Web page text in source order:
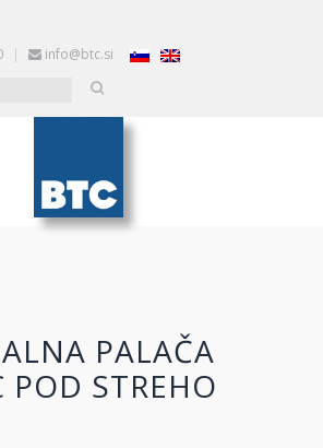
| info@btc.si
PALAČA
POD STREHO